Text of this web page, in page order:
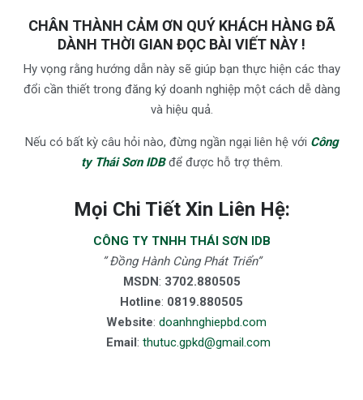
CHÂN THÀNH CẢM ƠN QUÝ KHÁCH HÀNG ĐÃ
DÀNH THỜI GIAN ĐỌC BÀI VIẾT NÀY !
Hy vọng rằng hướng dẫn này sẽ giúp bạn thực hiện các thay
đổi cần thiết trong đăng ký doanh nghiệp một cách dễ dàng
và hiệu quả.
Nếu có bất kỳ câu hỏi nào, đừng ngần ngại liên hệ với Công
ty Thái Sơn IDBđể được hỗ trợ thêm.
Mọi Chi Tiết Xin Liên Hệ:
CÔNG TY TNHH THÁI SƠN IDB
” Đồng Hành Cùng Phát Triển”
MSDN: 3702.880505
Hotline: 0819.880505
Website: doanhnghiepbd.com
Email: thutuc.gpkd@gmail.com